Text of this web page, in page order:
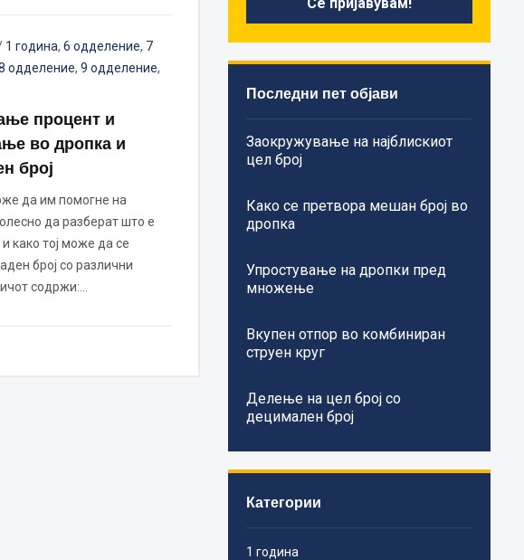
1 година, 6 одделение, 7
одделение, 9 одделение,
процент и
во дропка и
број
да им помогне на
да разберат што е
како тој може да се
број со различни
содржи:…
Последни пет објави
Заокружување на најблискиот
цел број
Како се претвора мешан број во
дропка
Упростување на дропки пред
множење
Вкупен отпор во комбиниран
струен круг
Делење на цел број со
децимален број
Категории
1 година